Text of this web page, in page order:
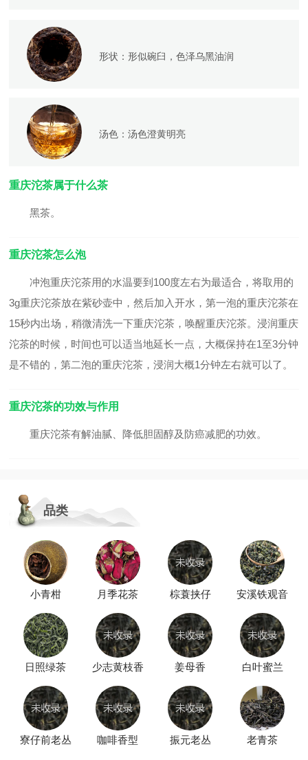
形状： 形似碗臼，色泽乌黑油润
汤色： 汤色澄黄明亮
重庆沱茶属于什么茶
黑茶。
重庆沱茶怎么泡
冲泡重庆沱茶用的水温要到100度左右为最适合，将取用的
3g重庆沱茶放在紫砂壶中，然后加入开水，第一泡的重庆沱茶在
15秒内出场，稍微清洗一下重庆沱茶，唤醒重庆沱茶。浸润重庆
沱茶的时候，时间也可以适当地延长一点，大概保持在1至3分钟
是不错的，第二泡的重庆沱茶，浸润大概1分钟左右就可以了。
重庆沱茶的功效与作用
重庆沱茶有解油腻、降低胆固醇及防癌减肥的功效。
品类
小青柑 月季花茶 棕蓑挟仔 安溪铁观音
日照绿茶 少志黄枝香 姜母香 白叶蜜兰
寮仔前老丛 咖啡香型 振元老丛 老青茶